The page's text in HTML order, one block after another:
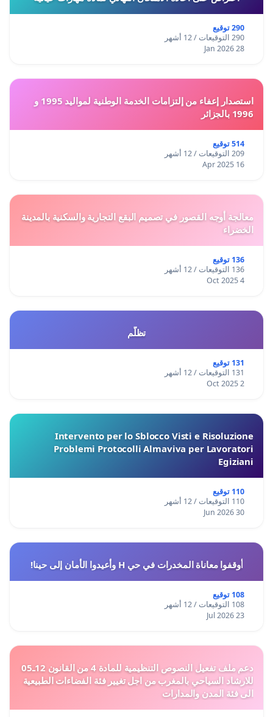
290 توقيع
290 التوقيعات / 12 أشهر
28 Jan 2026
استصدار إعفاء من إلتزامات الخدمة الوطنية لمواليد 1995 و
1996 بالجزائر
514 توقيع
209 التوقيعات / 12 أشهر
16 Apr 2025
معالجة أوجه القصور في تصميم البقع التجارية والسكنية بالمدينة
الخضراء
136 توقيع
136 التوقيعات / 12 أشهر
4 Oct 2025
تظلّم
131 توقيع
131 التوقيعات / 12 أشهر
2 Oct 2025
Intervento per lo Sblocco Visti e Risoluzione
Problemi Protocolli Almaviva per Lavoratori
Egiziani
110 توقيع
110 التوقيعات / 12 أشهر
30 Jun 2026
أوقفوا معاناة المخدرات في حي H وأعيدوا الأمان إلى حينا!
108 توقيع
108 التوقيعات / 12 أشهر
23 Jul 2026
دعم ملف تفعيل النصوص التنظيمية للمادة 4 من القانون 12ـ05
للارشاد السياحي بالمغرب من اجل تغيير فئة الفضاءات الطبيعية
الى فئة المدن والمدارات